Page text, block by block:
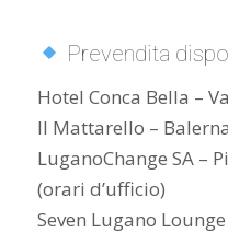
Prevendita
Hotel Conca Bella –
Il Mattarello –
LuganoChange SA –
(orari d’ufficio)
Seven Lugano